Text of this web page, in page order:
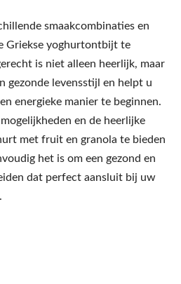
smaakcombinaties en
Griekse yoghurtontbijt te
is niet alleen heerlijk, maar
gezonde levensstijl en helpt u
energieke manier te beginnen.
en de heerlijke
met fruit en granola te bieden
het is om een gezond en
dat perfect aansluit bij uw